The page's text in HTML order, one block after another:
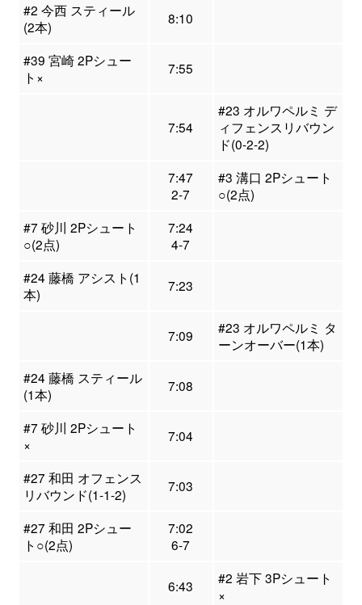
#2 今西 スティール
(2本)
8:10
#39 宮崎 2Pシュー
ト×
7:55
7:54
#23 オルワペルミ デ
ィフェンスリバウン
ド(0-2-2)
7:47
2-7
#3 溝口 2Pシュート
○(2点)
#7 砂川 2Pシュート
○(2点)
7:24
4-7
#24 藤橋 アシスト(1
本)
7:23
7:09
#23 オルワペルミ タ
ーンオーバー(1本)
#24 藤橋 スティール
(1本)
7:08
#7 砂川 2Pシュート
×
7:04
#27 和田 オフェンス
リバウンド(1-1-2)
7:03
#27 和田 2Pシュー
ト○(2点)
7:02
6-7
6:43
#2 岩下 3Pシュート
×